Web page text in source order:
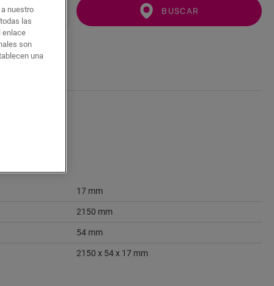
BUSCAR
17 mm
2150 mm
54 mm
2150 x 54 x 17 mm
nuestro
las
enlace
son
una